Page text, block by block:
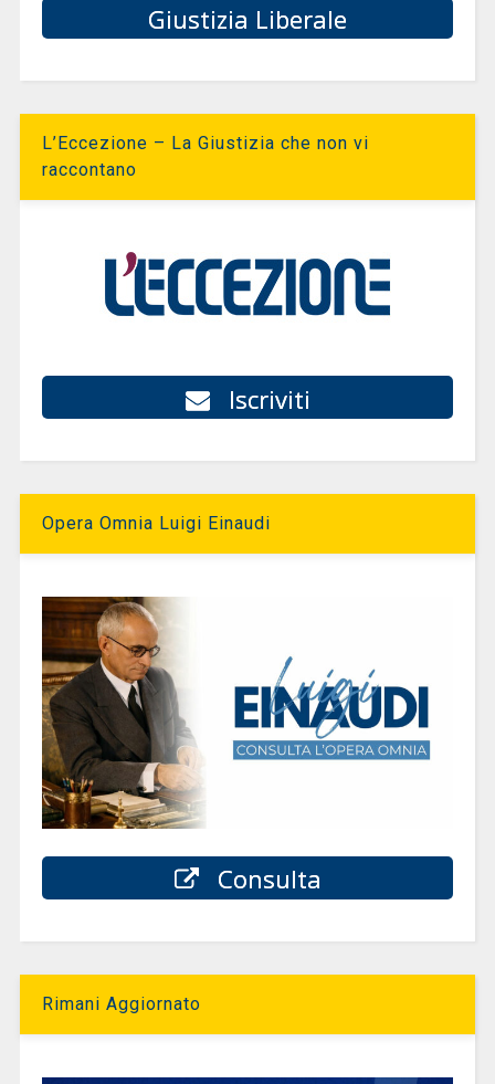
Giustizia Liberale
L’Eccezione – La Giustizia che non vi
raccontano
Iscriviti
Opera Omnia Luigi Einaudi
Consulta
Rimani Aggiornato